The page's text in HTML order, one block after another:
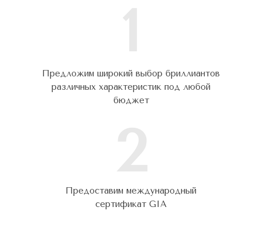
Предложим широкий выбор бриллиантов
различных характеристик под любой
бюджет
Предоставим международный
сертификат GIA